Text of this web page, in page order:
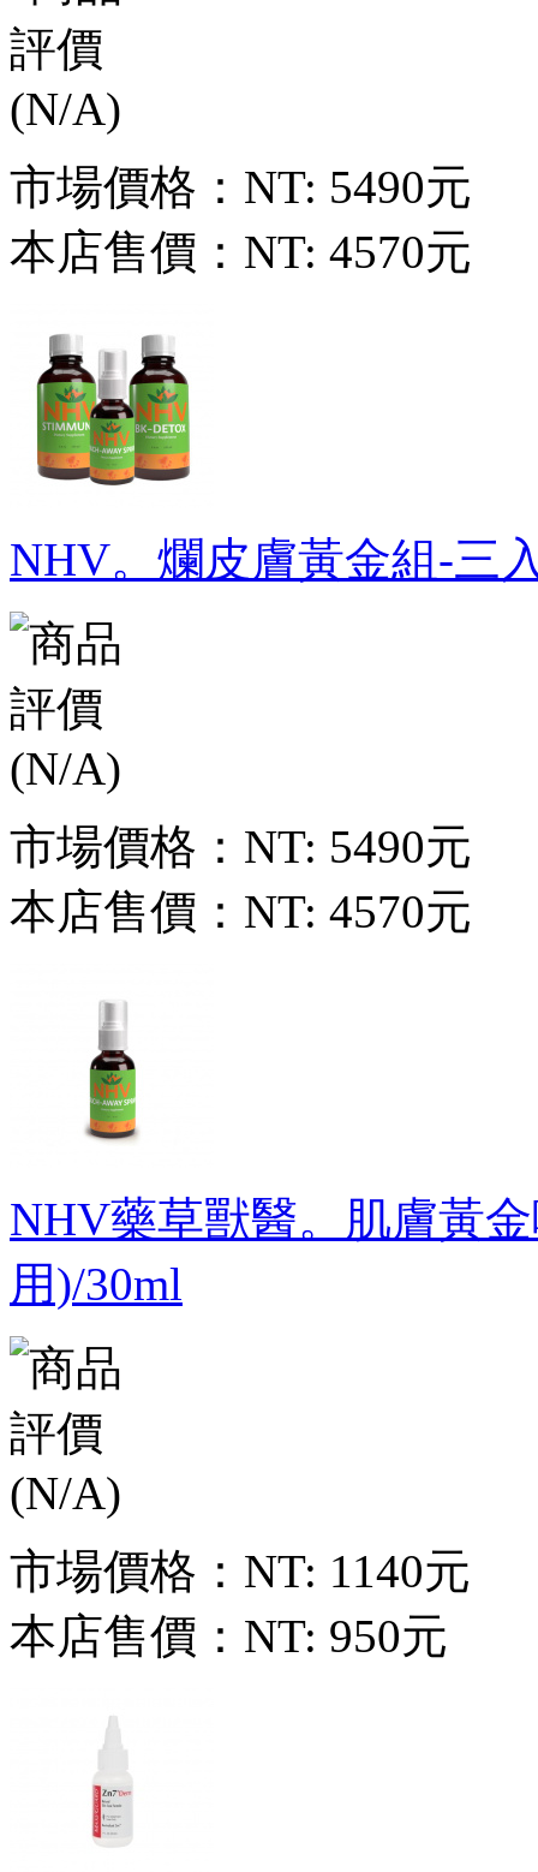
市場價格： NT: 5490元
本店售價： NT: 4570元
NHV。爛皮膚黃金組-三
市場價格： NT: 5490元
本店售價： NT: 4570元
NHV藥草獸醫。肌膚黃
用)/30ml
市場價格： NT: 1140元
本店售價： NT: 950元